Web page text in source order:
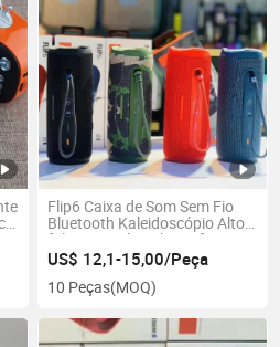
Flip6 Caixa de Som Sem Fio
Bluetooth Kaleidoscópio Alto-
falante Duplo Subwoofer
US$ 12,1-15,00/Peça
10 Peças(MOQ)